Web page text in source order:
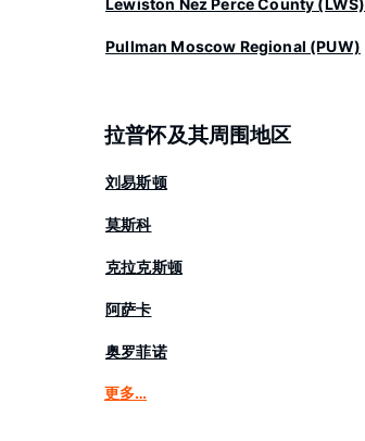
Lewiston Nez Perce County (LWS)
Pullman Moscow Regional (PUW)
拉普怀及其周围地区
刘易斯顿
莫斯科
克拉克斯顿
阿萨卡
奥罗菲诺
更多…